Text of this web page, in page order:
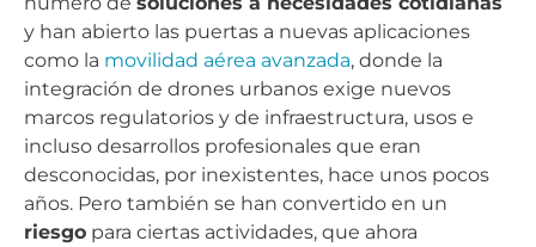
y han abierto las puertas a nuevas aplicaciones
como la movilidad aérea avanzada, donde la
integración de drones urbanos exige nuevos
marcos regulatorios y de infraestructura, usos e
incluso desarrollos profesionales que eran
desconocidas, por inexistentes, hace unos pocos
años. Pero también se han convertido en un
riesgo para ciertas actividades, que ahora